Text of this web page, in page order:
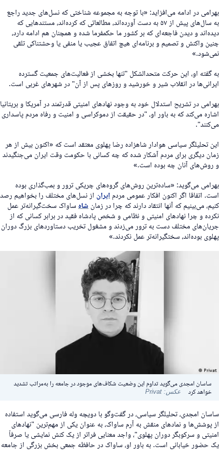
در ادامه می‌افزاید: «با توجه به مجموعه شناختی که نسل‌های جدید راجع
به سال‌های پیش از ۵۷ به دست آورده‌اند، مطالعاتی که کرده‌اند، مستندهایی که
و دیدن فاجعه‌ای که بر کشور ما حکمفرما شده و همچنان هم ادامه دارد،
واکنش و تصمیم و برنامه‌ای هیچ اتفاق عجیب یا منفی یا وحشتناکی تلقی
گفته او، این حرکت متحدالشکل "تنها بخشی از فعالیت‌های جمعیت گسترده
در انقلاب شیر و خورشید و روزهای پس از آن" در شهرهای غربی است.
در تشریح استدلال خود به وجود نهادهای امنیتی قدرتمند در آمریکا و بریتانیا
می‌کند که به باور او، "در حقیقت از دموکراسی و امنیت و رفاه مردم پاسداری
تحلیلگر سیاسی هوادار شاهزاده رضا پهلوی معتقد است که «اکنون بیش از هر
دیگری برای مردم آشکار شده که چه کسانی با حکومت وقت ایران می‌جنگیدند
روش‌های آنان چه بوده است.»
می‌گوید: «ساده‌ترین روش‌های گروه‌های چریکی ترور و بمب‌گذاری بوده
اتفاقا اگر اکنون افکار عمومی مردم ایراناز نسل‌های مختلف را بخواهیم رصد
می‌بینیم که آنها انتقاد دارند که چرا در زمان شاهساواک سخت‌گیرانه‌تر عمل
و چرا نهادهای امنیتی و نظامی و شخص پادشاه فقید در برابر کسانی که از
مختلف دست به ترور می‌زدند و مشغول تخریب دستاوردهای بزرگ دوران
بوده‌اند، سختگیرانه‌تر عمل نکردند.»
ساسان امجدی می‌گوید تداوم این وضعیت شکاف‌های موجود در جامعه را به‌مراتب تشدید
خواهد کرد
عکس: Privat
امجدی، تحلیلگر سیاسی، در گفت‌وگو با دویچه وله فارسی می‌گوید استفاده
پوشش‌ها و نمادهای منقش به آرم ساواک، به عنوان یکی از مهم‌ترین "نهادهای
و سرکوبگر دوران پهلوی"، واجد معنایی فراتر از یک کنش نمایشی یا صرفاً
حضور خیابانی است. به باور او، ساواک در حافظه جمعی بخش بزرگی از جامعه